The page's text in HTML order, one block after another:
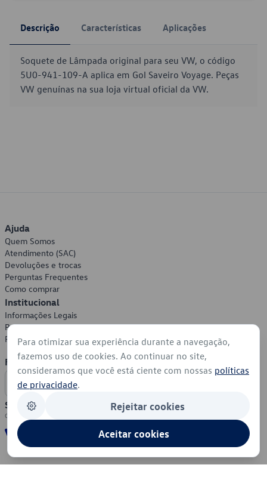
Descrição Características Aplicações
Soquete de Lâmpada original para seu VW, o código
5U0-941-109-A aplica em Gol Saveiro Voyage. Peças
VW genuínas na sua loja virtual oficial da VW.
Ajuda
Quem Somos
Atendimento (SAC)
Devoluções e trocas
Perguntas Frequentes
Como comprar
Institucional
Informações Legais
Política de Privacidade
Política de Cookies
Formas de Pagamento
Segurança
Para otimizar sua experiência durante a navegação,
fazemos uso de cookies. Ao continuar no site,
consideramos que você está ciente com nossas políticas
de privacidade.
Rejeitar cookies
Aceitar cookies